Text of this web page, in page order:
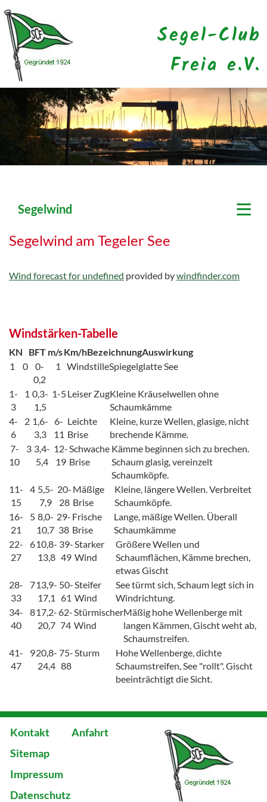
Segel-Club
Freia e.V.
Segelwind ≡
Segelwind am Tegeler See
Wind forecast for undefined provided bywindfinder.com
Windstärken-Tabelle
KN BFT m/sKm/hBezeichnungAuswirkung
1
0
0-
0,2
1 WindstilleSpiegelglatte See
1-
3
1 0,3-
1,5
1-5Leiser ZugKleine Kräuselwellen ohne
Schaumkämme
4-
6
2 1,6-
3,3
6-
11
Leichte
Brise
Kleine, kurze Wellen, glasige, nicht
brechende Kämme.
7-
10
3 3,4-
5,4
12-
19
Schwache
Brise
Kämme beginnen sich zu brechen.
Schaum glasig, vereinzelt
Schaumköpfe.
11-
15
4 5,5-
7,9
20-
28
Mäßige
Brise
Kleine, längere Wellen. Verbreitet
Schaumköpfe.
16-
21
5 8,0-
10,7
29-
38
Frische
Brise
Lange, mäßige Wellen. Überall
Schaumkämme
22-
27
610,8-
13,8
39-
49
Starker
Wind
Größere Wellen und
Schaumflächen, Kämme brechen,
etwas Gischt
28-
33
713,9-
17,1
50-
61
Steifer
Wind
See türmt sich, Schaum legt sich in
Windrichtung.
34-
40
817,2-
20,7
62-
74
Stürmischer
Wind
Mäßig hohe Wellenberge mit
langen Kämmen, Gischt weht ab,
Schaumstreifen.
41-
47
920,8-
24,4
75-
88
Sturm
Hohe Wellenberge, dichte
Schaumstreifen, See "rollt". Gischt
beeinträchtigt die Sicht.
Kontakt
Anfahrt
Sitemap
Impressum
Datenschutz